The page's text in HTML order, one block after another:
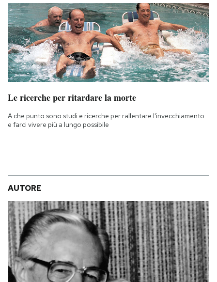
Le ricerche per ritardare la morte
A che punto sono studi e ricerche per rallentare l'invecchiamento
e farci vivere più a lungo possibile
AUTORE